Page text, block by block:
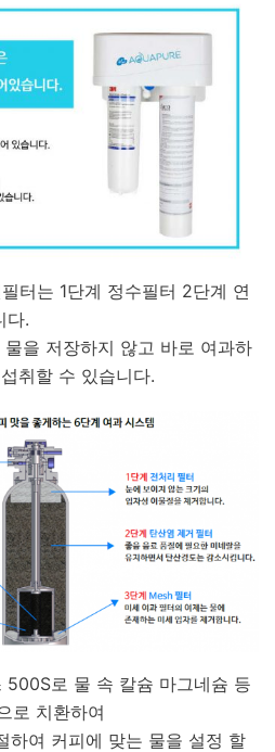
터는 1단계 정수필터 2단계 연
다.
을 저장하지 않고 바로 여과하
취할 수 있습니다.
500S로 물 속 칼슘 마그네슘 등
로 치환하여
하여 커피에 맞는 물을 설정 할